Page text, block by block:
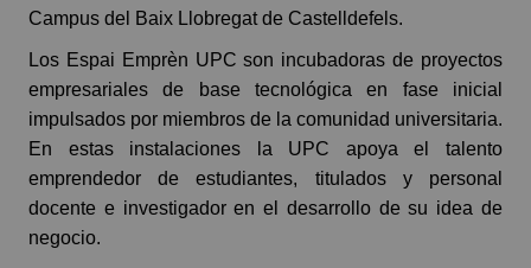
Campus del Baix Llobregat de Castelldefels.
Los Espai Emprèn UPC son incubadoras de proyectos
empresariales de base tecnológica en fase inicial
impulsados ​​por miembros de la comunidad universitaria.
En estas instalaciones la UPC apoya el talento
emprendedor de estudiantes, titulados y personal
docente e investigador en el desarrollo de su idea de
negocio.